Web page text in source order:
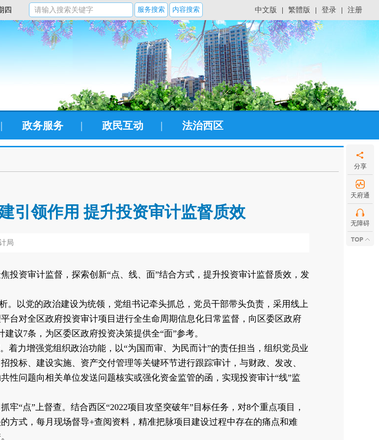
四 服务搜索 内容搜索 中文版 | 繁體版 | 登录 | 注册
| 政务服务 | 政民互动 | 法治西区
引领作用 提升投资审计监督质效
局
资审计监督，探索创新“点、线、面”结合方式，提升投资审计监督质效，发
以党的政治建设为统领，党组书记牵头抓总，党员干部带头负责，采用线上
台对全区政府投资审计项目进行全生命周期信息化日常监督，向区委区政府
议7条，为区委区政府投资决策提供全“面”参考。
力增强党组织政治功能，以“为国而审、为民而计”的责任担当，组织党员业
投标、建设实施、资产交付管理等关键环节进行跟踪审计，与财政、发改、
性问题向相关单位发送问题核实或强化资金监管的函，实现投资审计“线”监
“点”上督查。结合西区“2022项目攻坚突破年”目标任务，对8个重点项目，
方式，每月现场督导+查阅资料，精准把脉项目建设过程中存在的痛点和难
分享
天府通
无障碍